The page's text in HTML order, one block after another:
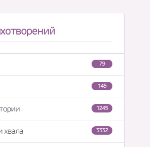
79
145
1245
3332
хвала